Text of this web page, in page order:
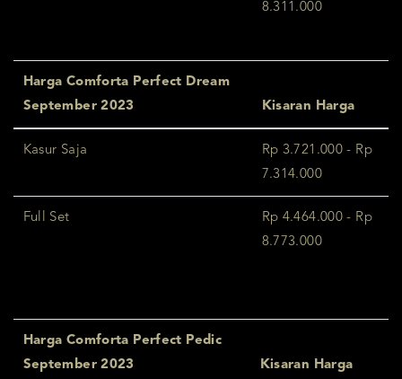
8.311.000
Harga Comforta Perfect Dream
September 2023
Kisaran Harga
Kasur Saja
Rp 3.721.000 - Rp
7.314.000
Full Set
Rp 4.464.000 - Rp
8.773.000
Harga Comforta Perfect Pedic
September 2023
Kisaran Harga